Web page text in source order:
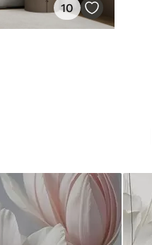
10